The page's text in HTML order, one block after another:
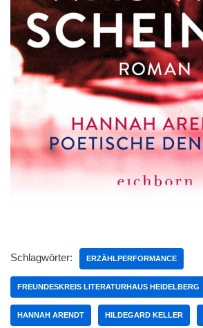
Schlagwörter: ERZÄHLPERFORMANCE
FREUNDESKREIS LITERATURHAUS HEIDELBERG
HANNAH ARENDT HILDEGARD KELLER